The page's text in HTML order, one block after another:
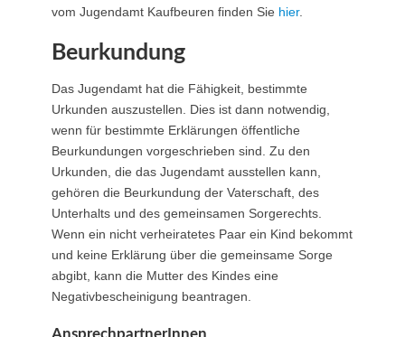
vom Jugendamt Kaufbeuren finden Sie hier.
Beurkundung
Das Jugendamt hat die Fähigkeit, bestimmte
Urkunden auszustellen. Dies ist dann notwendig,
wenn für bestimmte Erklärungen öffentliche
Beurkundungen vorgeschrieben sind. Zu den
Urkunden, die das Jugendamt ausstellen kann,
gehören die Beurkundung der Vaterschaft, des
Unterhalts und des gemeinsamen Sorgerechts.
Wenn ein nicht verheiratetes Paar ein Kind bekommt
und keine Erklärung über die gemeinsame Sorge
abgibt, kann die Mutter des Kindes eine
Negativbescheinigung beantragen.